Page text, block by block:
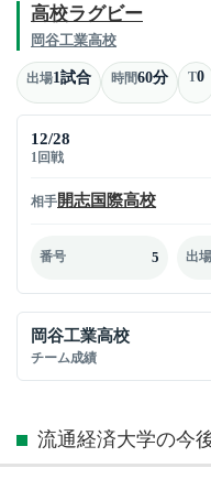
高校ラグビー
岡谷工業高校
出場1試合 時間60分 T0
12/28
1回戦
相手開志国際高校
番号 5 出場
岡谷工業高校
チーム成績
流通経済大学の今